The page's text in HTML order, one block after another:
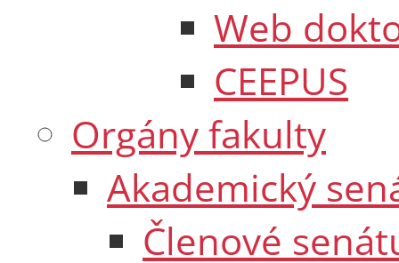
Web
CEEPUS
Orgány fakulty
Akademický
Členové